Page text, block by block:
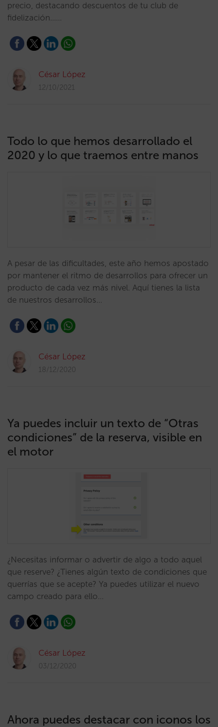
precio, destacando descuentos de tu club de
fidelización……
César López
12/10/2021
Todo lo que hemos desarrollado el
2020 y lo que traemos entre manos
A pesar de las dificultades, este año hemos apostado
por mantener el ritmo de desarrollos para ofrecer un
producto de cada vez más nivel. Aquí tienes la lista
de nuestros desarrollos…
César López
18/12/2020
Ya puedes incluir un texto de “Otras
condiciones” de la reserva, visible en
el motor
¿Necesitas informar o advertir de algo a todo aquel
que reserve? ¿Tienes algún texto de condiciones que
querrías que se acepte? Ya puedes utilizar el nuevo
campo creado para ello…
César López
03/12/2020
Ahora puedes destacar con iconos los